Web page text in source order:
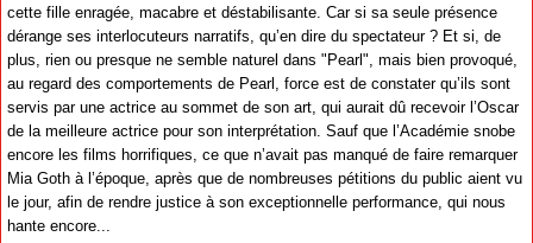
cette fille enragée, macabre et déstabilisante. Car si sa seule présence
dérange ses interlocuteurs narratifs, qu’en dire du spectateur ? Et si, de
plus, rien ou presque ne semble naturel dans "Pearl", mais bien provoqué,
au regard des comportements de Pearl, force est de constater qu’ils sont
servis par une actrice au sommet de son art, qui aurait dû recevoir l’Oscar
de la meilleure actrice pour son interprétation. Sauf que l’Académie snobe
encore les films horrifiques, ce que n’avait pas manqué de faire remarquer
Mia Goth à l’époque, après que de nombreuses pétitions du public aient vu
le jour, afin de rendre justice à son exceptionnelle performance, qui nous
hante encore...